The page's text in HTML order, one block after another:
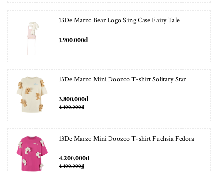
13De Marzo Bear Logo Sling Case Fairy Tale
1.900.000₫
13De Marzo Mini Doozoo T-shirt Solitary Star
3.800.000₫
4.400.000₫
13De Marzo Mini Doozoo T-shirt Fuchsia Fedora
4.200.000₫
4.400.000₫